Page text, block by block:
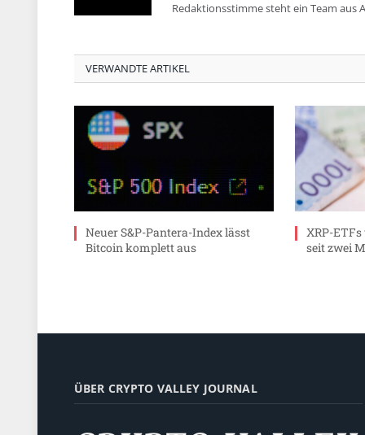
Redaktionsstimme steht ein Team
VERWANDTE ARTIKEL
Neuer S&P-Pantera-Index lässt
Bitcoin komplett aus
XRP-
seit zwei
ÜBER CRYPTO VALLEY JOURNAL